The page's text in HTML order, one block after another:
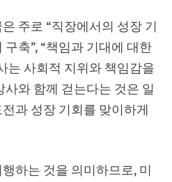
주로 “직장에서의 성장 기
구축”, “책임과 기대에 대한
는 사회적 지위와 책임감을
와 함께 걷는다는 것은 일
과 성장 기회를 맞이하게
하는 것을 의미하므로, 미